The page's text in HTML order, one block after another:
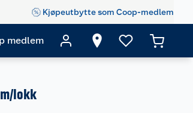
Kjøpeutbytte som Coop-medlem
medlem
m/lokk